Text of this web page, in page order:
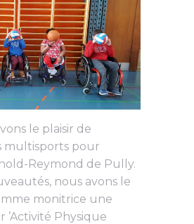
le plaisir de
multisports pour
Reymond de Pully.
nous avons le
monitrice une
Physique